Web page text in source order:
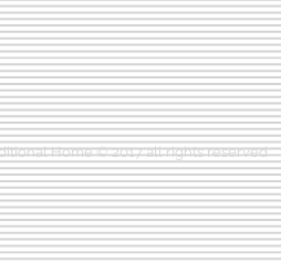
Home © 2017 all rights reserved